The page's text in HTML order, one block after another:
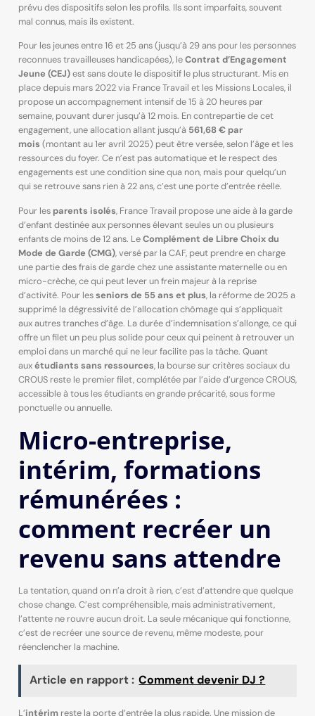
prévu des dispositifs selon les profils. Ils sont imparfaits, souvent
mal connus, mais ils existent.
Pour les jeunes entre 16 et 25 ans (jusqu’à 29 ans pour les personnes
reconnues travailleuses handicapées), leContrat d’Engagement
Jeune (CEJ)est sans doute le dispositif le plus structurant. Mis en
place depuis mars 2022 via France Travail et les Missions Locales, il
propose un accompagnement intensif de 15 à 20 heures par
semaine, pouvant durer jusqu’à 12 mois. En contrepartie de cet
engagement, une allocation allant jusqu’à 561,68 € par
mois (montant au 1er avril 2025) peut être versée, selon l’âge et les
ressources du foyer. Ce n’est pas automatique et le respect des
engagements est une condition sine qua non, mais pour quelqu’un
qui se retrouve sans rien à 22 ans, c’est une porte d’entrée réelle.
Pour les parents isolés, France Travail propose une aide à la garde
d’enfant destinée aux personnes élevant seules un ou plusieurs
enfants de moins de 12 ans. LeComplément de Libre Choix du
Mode de Garde (CMG), versé par la CAF, peut prendre en charge
une partie des frais de garde chez une assistante maternelle ou en
micro-crèche, ce qui peut lever un frein majeur à la reprise
d’activité. Pour lesseniors de 55 ans et plus, la réforme de 2025 a
supprimé la dégressivité de l’allocation chômage qui s’appliquait
aux autres tranches d’âge. La durée d’indemnisation s’allonge, ce qui
offre un filet un peu plus solide pour ceux qui peinent à retrouver un
emploi dans un marché qui ne leur facilite pas la tâche. Quant
auxétudiants sans ressources, la bourse sur critères sociaux du
CROUS reste le premier filet, complétée par l’aide d’urgence CROUS,
accessible à tous les étudiants en grande précarité, sous forme
ponctuelle ou annuelle.
Micro-entreprise,
intérim, formations
rémunérées :
comment recréer un
revenu sans attendre
La tentation, quand on n’a droit à rien, c’est d’attendre que quelque
chose change. C’est compréhensible, mais administrativement,
l’attente ne rouvre aucun droit. La seule mécanique qui fonctionne,
c’est de recréer une source de revenu, même modeste, pour
réenclencher la machine.
Article en rapport : Comment devenir DJ ?
L’intérimreste la porte d’entrée la plus rapide. Une mission de